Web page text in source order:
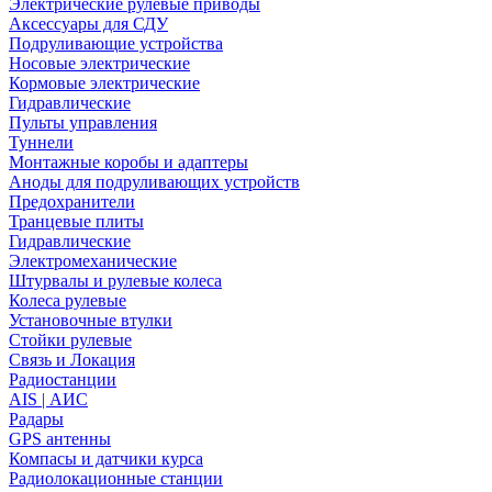
Электрические рулевые приводы
Аксессуары для СДУ
Подруливающие устройства
Носовые электрические
Кормовые электрические
Гидравлические
Пульты управления
Туннели
Монтажные коробы и адаптеры
Аноды для подруливающих устройств
Предохранители
Транцевые плиты
Гидравлические
Электромеханические
Штурвалы и рулевые колеса
Колеса рулевые
Установочные втулки
Стойки рулевые
Связь и Локация
Радиостанции
AIS | АИС
Радары
GPS антенны
Компасы и датчики курса
Радиолокационные станции